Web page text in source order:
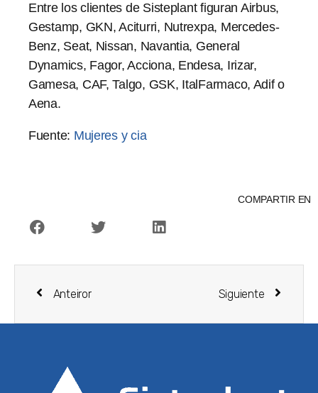
Entre los clientes de Sisteplant figuran Airbus,
Gestamp, GKN, Aciturri, Nutrexpa, Mercedes-
Benz, Seat, Nissan, Navantia, General
Dynamics, Fagor, Acciona, Endesa, Irizar,
Gamesa, CAF, Talgo, GSK, ItalFarmaco, Adif o
Aena.
Fuente: Mujeres y cia
COMPARTIR EN
Anteiror Siguiente